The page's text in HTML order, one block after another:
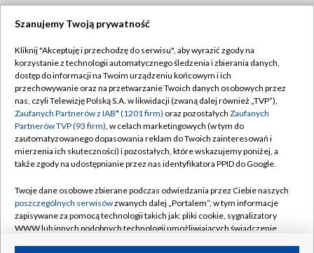
TVP
Abonament TVP
Emisja w TVP
Centrum informacji TVP
Naziemna Telewizja Cyfrowa
Rada Programowa
System NOS
Informacje o nadawcy
Regulamin TVP
Polityka prywatności
Moje zgody
Pomoc
Kontakt
Kanały
Szanujemy Twoją prywatność
Kliknij "Akceptuję i przechodzę do serwisu", aby wyrazić zgody na
korzystanie z technologii automatycznego śledzenia i zbierania danych,
dostęp do informacji na Twoim urządzeniu końcowym i ich
przechowywanie oraz na przetwarzanie Twoich danych osobowych przez
nas, czyli Telewizję Polską S.A. w likwidacji (zwaną dalej również „TVP”),
Zaufanych Partnerów z IAB* (1201 firm) oraz pozostałych Zaufanych
Partnerów TVP (93 firm), w celach marketingowych (w tym do
zautomatyzowanego dopasowania reklam do Twoich zainteresowań i
mierzenia ich skuteczności) i pozostałych, które wskazujemy poniżej, a
także zgody na udostępnianie przez nas identyfikatora PPID do Google.
Twoje dane osobowe zbierane podczas odwiedzania przez Ciebie naszych
poszczególnych serwisówzwanych dalej „Portalem”, w tym informacje
zapisywane za pomocą technologii takich jak: pliki cookie, sygnalizatory
WWW lub innych podobnych technologii umożliwiających świadczenie